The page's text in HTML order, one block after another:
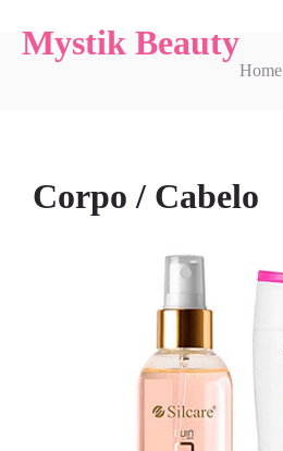
Mystik Beauty
Home
Corpo / Cabelo